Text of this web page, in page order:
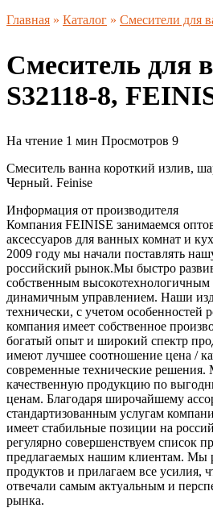
Главная » Каталог » Смесители для
Смеситель для
S32118-8,
На чтение 1 мин Просмотров 9
Смеситель ванна короткий излив,
Черный. Feinise
Информация от производителя
Компания FEINISE занимаемся
аксессуаров для ванных комнат и
2009 году мы начали поставлять
российский рынок.Мы быстро
собственным высокотехнологичным
динамичным управлением. Наши
технически, с учетом особенностей
компания имеет собственное
богатый опыт и широкий спектр
имеют лучшее соотношение цена /
современные технические решения.
качественную продукцию по
ценам. Благодаря широчайшему
стандартизованным услугам
имеет стабильные позиции на
регулярно совершенствуем список
предлагаемых нашим клиентам. Мы
продуктов и прилагаем все усилия,
отвечали самым актуальным и
рынка.